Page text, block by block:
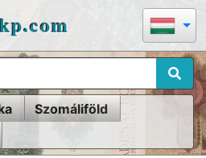
Szomáliföld